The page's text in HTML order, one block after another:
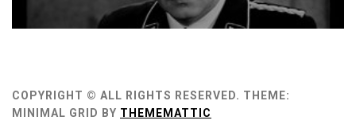
COPYRIGHT © ALL RIGHTS RESERVED. THEME:
MINIMAL GRID BY THEMEMATTIC